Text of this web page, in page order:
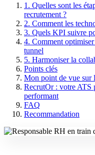
1. Quelles sont les
recrutement ?
2. Comment les
3. Quels KPI suivre
4. Comment
tunnel
5. Harmoniser la
Points clés
Mon point de vue sur
RecrutOr : votre ATS
performant
FAQ
Recommandation